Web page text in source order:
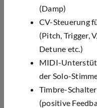
(Damp)
CV-Steuerung
(Pitch, Trigger,
Detune etc.)
MIDI-
der Solo-
Timbre-
(positive